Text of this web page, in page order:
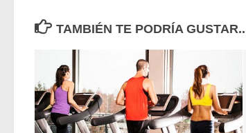
TAMBIÉN TE PODRÍA